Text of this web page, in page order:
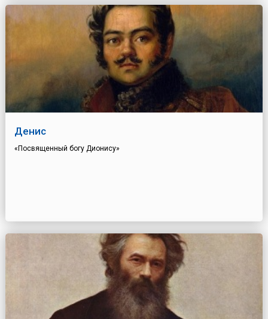
Денис
«Посвященный богу Дионису»